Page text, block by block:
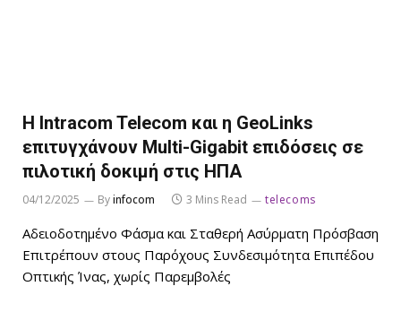
Η Intracom Telecom και η GeoLinks
επιτυγχάνουν Multi-Gigabit επιδόσεις σε
πιλοτική δοκιμή στις ΗΠΑ
04/12/2025 Byinfocom 3 Mins Read telecoms
Αδειοδοτημένο Φάσμα και Σταθερή Ασύρματη Πρόσβαση
Επιτρέπουν στους Παρόχους Συνδεσιμότητα Επιπέδου
Οπτικής Ίνας, χωρίς Παρεμβολές